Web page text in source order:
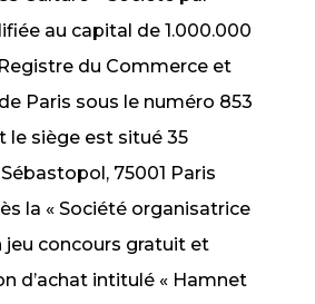
au capital de 1.000.000
du Commerce et
Paris sous le numéro 853
le siège est situé 35
75001 Paris
la « Société organisatrice
jeu concours gratuit et
d’achat intitulé « Hamnet